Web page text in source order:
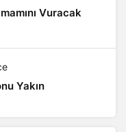
Vuracak
Yakın